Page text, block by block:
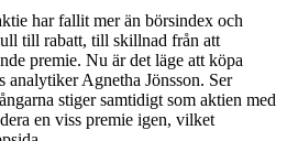
har fallit mer än börsindex och
till rabatt, till skillnad från att
premie. Nu är det läge att köpa
analytiker Agnetha Jönsson. Ser
stiger samtidigt som aktien med
en viss premie igen, vilket